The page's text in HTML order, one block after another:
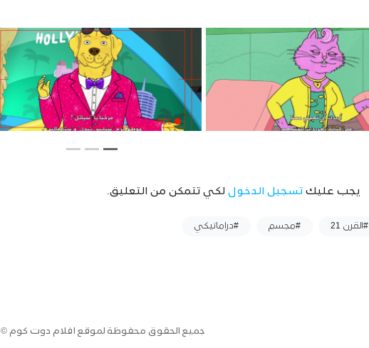
يجب عليك تسجيل الدخول لكي تتمكن من التعليق.
#القرن 21 #مجسم #دراماتيكي
جميع الحقوق محفوظة لموقع افلام دوت كوم © 2026